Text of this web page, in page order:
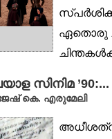
ഏതൊരു
എന്നാണ്
സിനിമ ’90:...
കെ. എരുമേലി